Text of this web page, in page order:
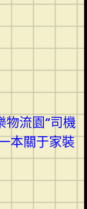
物流園“司機
本關于家裝